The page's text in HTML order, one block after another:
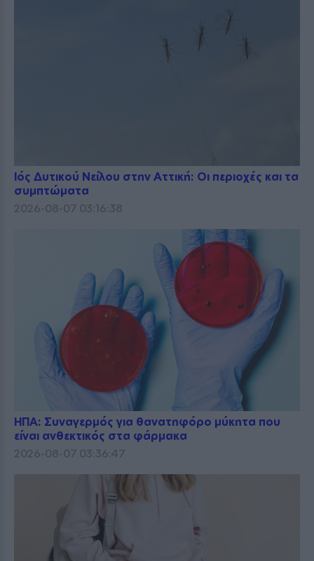
Ιός Δυτικού Νείλου στην Αττική: Οι περιοχές και τα
συμπτώματα
2026-08-07 03:16:38
ΗΠΑ: Συναγερμός για θανατηφόρο μύκητα που
είναι ανθεκτικός στα φάρμακα
2026-08-07 03:36:47